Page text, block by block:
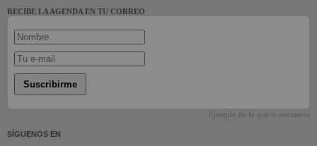
RECIBE LA AGENDA EN TU CORREO
Suscribirme
Ejemplo de lo que te enviamos
SÍGUENOS EN